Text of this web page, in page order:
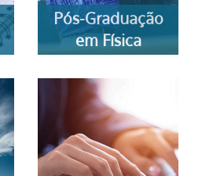
Pós-Graduação
em Física